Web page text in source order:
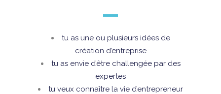
tu as une ou plusieurs idées de
création d’entreprise
tu as envie d’être challengée par des
expertes
tu veux connaître la vie d’entrepreneur